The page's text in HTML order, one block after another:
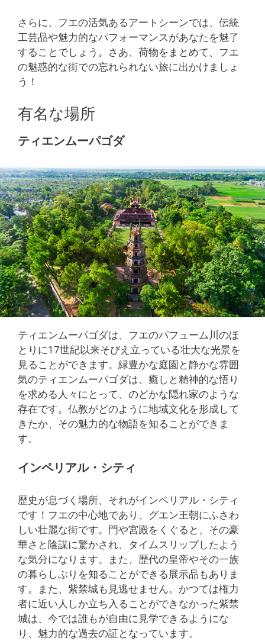
さらに、フエの活気あるアートシーンでは、伝統
工芸品や魅力的なパフォーマンスがあなたを魅了
することでしょう。さあ、荷物をまとめて、フエ
の魅惑的な街での忘れられない旅に出かけましょ
う！
有名な場所
ティエンムーパゴダ
ティエンムーパゴダは、フエのパフューム川のほ
とりに17世紀以来そびえ立っている壮大な光景を
見ることができます。緑豊かな庭園と静かな雰囲
気のティエンムーパゴダは、癒しと精神的な悟り
を求める人々にとって、のどかな隠れ家のような
存在です。仏教がどのように地域文化を形成して
きたか、その魅力的な物語を知ることができま
す。
インペリアル・シティ
歴史が息づく場所、それがインペリアル・シティ
です！フエの中心地であり、グエン王朝にふさわ
しい壮麗な街です。門や宮殿をくぐると、その豪
華さと陰謀に驚かされ、タイムスリップしたよう
な気分になります。また、歴代の皇帝やその一族
の暮らしぶりを知ることができる展示品もありま
す。また、紫禁城も見逃せません。かつては権力
者に近い人しか立ち入ることができなかった紫禁
城は、今では誰もが自由に見学できるようにな
り、魅力的な過去の証となっています。